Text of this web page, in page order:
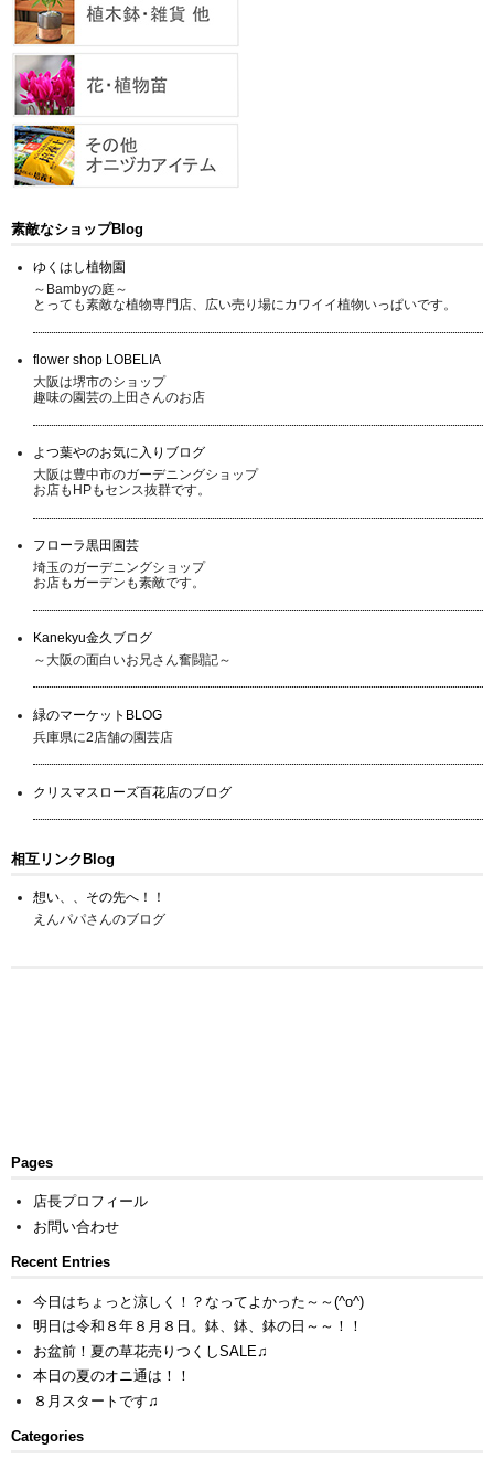
素敵なショップBlog
ゆくはし植物園
～Bambyの庭～
とっても素敵な植物専門店、広い売り場にカワイイ植物いっぱいです。
flower shop LOBELIA
大阪は堺市のショップ
趣味の園芸の上田さんのお店
よつ葉やのお気に入りブログ
大阪は豊中市のガーデニングショップ
お店もHPもセンス抜群です。
フローラ黒田園芸
埼玉のガーデニングショップ
お店もガーデンも素敵です。
Kanekyu金久ブログ
～大阪の面白いお兄さん奮闘記～
緑のマーケットBLOG
兵庫県に2店舗の園芸店
クリスマスローズ百花店のブログ
相互リンクBlog
想い、、その先へ！！
えんパパさんのブログ
Pages
店長プロフィール
お問い合わせ
Recent Entries
今日はちょっと涼しく！？なってよかった～～(^o^)
明日は令和８年８月８日。鉢、鉢、鉢の日～～！！
お盆前！夏の草花売りつくしSALE♫
本日の夏のオニ通は！！
８月スタートです♫
Categories